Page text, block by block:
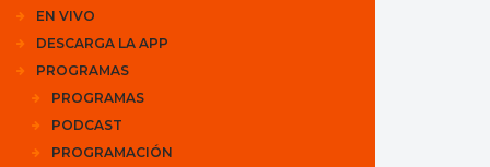
EN VIVO
DESCARGA LA APP
PROGRAMAS
PROGRAMAS
PODCAST
PROGRAMACIÓN